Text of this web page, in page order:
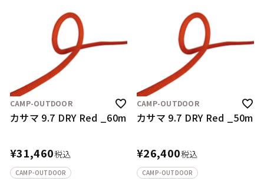
CAMP-OUTDOOR
カサマ 9.7 DRY Red _60m
¥31,460税込
CAMP-OUTDOOR
CAMP-OUTDOOR
カサマ 9.7 DRY Red _50m
¥26,400税込
CAMP-OUTDOOR